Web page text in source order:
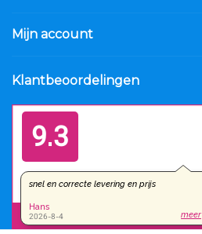
Mijn account
Klantbeoordelingen